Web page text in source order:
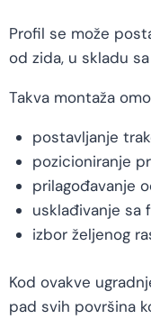
Profil se može
od zida, u skladu
Takva montaža
postavljanje
pozicioniranje
prilagođavanje
usklađivanje sa
izbor željenog
Kod ovakve
pad svih površina